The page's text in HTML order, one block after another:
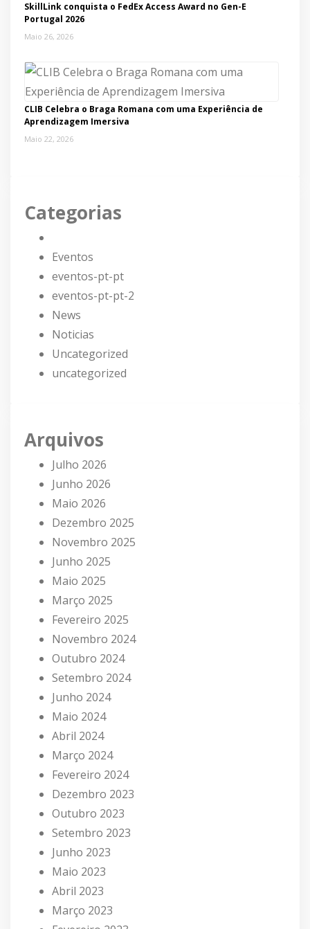
SkillLink conquista o FedEx Access Award no Gen-E
Portugal 2026
Maio 26, 2026
CLIB Celebra o Braga Romana com uma Experiência de
Aprendizagem Imersiva
Maio 22, 2026
Categorias
Eventos
eventos-pt-pt
eventos-pt-pt-2
News
Noticias
Uncategorized
uncategorized
Arquivos
Julho 2026
Junho 2026
Maio 2026
Dezembro 2025
Novembro 2025
Junho 2025
Maio 2025
Março 2025
Fevereiro 2025
Novembro 2024
Outubro 2024
Setembro 2024
Junho 2024
Maio 2024
Abril 2024
Março 2024
Fevereiro 2024
Dezembro 2023
Outubro 2023
Setembro 2023
Junho 2023
Maio 2023
Abril 2023
Março 2023